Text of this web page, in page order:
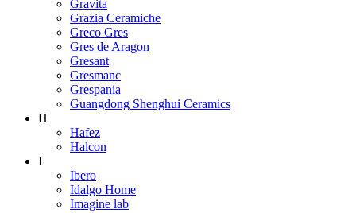
Gravita
Grazia Ceramiche
Greco Gres
Gres de Aragon
Gresant
Gresmanc
Grespania
Guangdong Shenghui Ceramics
H
Hafez
Halcon
I
Ibero
Idalgo Home
Imagine lab